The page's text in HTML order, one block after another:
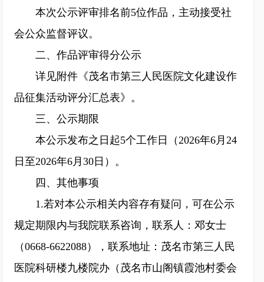
本次公示评审排名前5位作品，主动接受社
会公众监督评议。
二、作品评审得分公示
详见附件《茂名市第三人民医院文化建设作
品征集活动评分汇总表》。
三、公示期限
本公示发布之日起5个工作日（2026年6月24
日至2026年6月30日）。
四、其他事项
1.若对本公示相关内容存有疑问，可在公示
规定期限内与我院联系咨询，联系人：邓女士
（0668-6622088），联系地址：茂名市第三人民
医院科研楼九楼院办（茂名市山阁镇霞池村委会